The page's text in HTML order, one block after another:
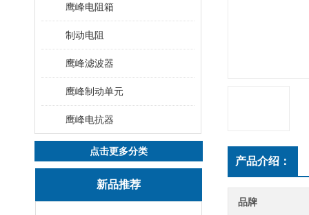
鹰峰电阻箱
制动电阻
鹰峰滤波器
鹰峰制动单元
鹰峰电抗器
点击更多分类
新品推荐
产品介绍：
品牌